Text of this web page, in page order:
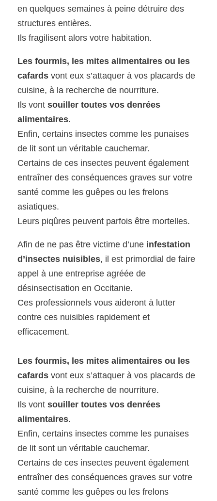
en quelques semaines à peine détruire des
structures entières.
Ils fragilisent alors votre habitation.
Les fourmis, les mites alimentaires ou les
cafards vont eux s’attaquer à vos placards de
cuisine, à la recherche de nourriture.
Ils vontsouiller toutes vos denrées
alimentaires.
Enfin, certains insectes comme les punaises
de lit sont un véritable cauchemar.
Certains de ces insectes peuvent également
entraîner des conséquences graves sur votre
santé comme les guêpes ou les frelons
asiatiques.
Leurs piqûres peuvent parfois être mortelles.
Afin de ne pas être victime d’une infestation
d’insectes nuisibles, il est primordial de faire
appel à une entreprise agréée de
désinsectisation en Occitanie.
Ces professionnels vous aideront à lutter
contre ces nuisibles rapidement et
efficacement.
Les fourmis, les mites alimentaires ou les
cafards vont eux s’attaquer à vos placards de
cuisine, à la recherche de nourriture.
Ils vontsouiller toutes vos denrées
alimentaires.
Enfin, certains insectes comme les punaises
de lit sont un véritable cauchemar.
Certains de ces insectes peuvent également
entraîner des conséquences graves sur votre
santé comme les guêpes ou les frelons